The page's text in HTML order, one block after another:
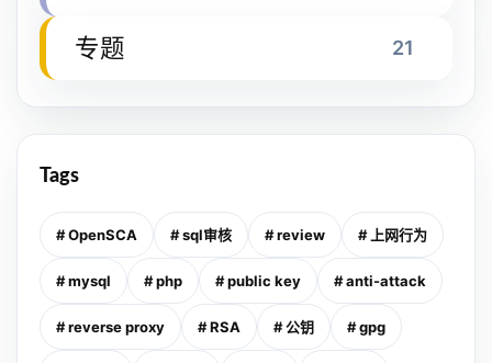
专题 21
Tags
# OpenSCA # sql审核 # review # 上网行为
# mysql # php # public key # anti-attack
# reverse proxy # RSA # 公钥 # gpg